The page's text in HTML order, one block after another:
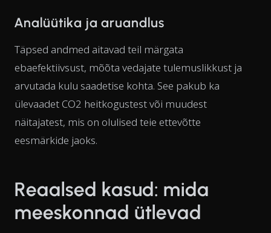
Analüütika ja aruandlus
Täpsed andmed aitavad teil märgata
ebaefektiivsust, mõõta vedajate tulemuslikkust ja
arvutada kulu saadetise kohta. See pakub ka
ülevaadet CO2 heitkogustest või muudest
näitajatest, mis on olulised teie ettevõtte
eesmärkide jaoks.
Reaalsed kasud: mida
meeskonnad ütlevad